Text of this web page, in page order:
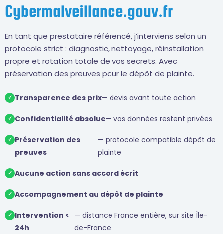
Cybermalveillance.gouv.fr
En tant que prestataire référencé, j’interviens selon un
protocole strict : diagnostic, nettoyage, réinstallation
propre et rotation totale de vos secrets. Avec
préservation des preuves pour le dépôt de plainte.
✓ Transparence des prix— devis avant toute action
✓ Confidentialité absolue— vos données restent privées
✓ Préservation des
preuves
— protocole compatible dépôt de
plainte
✓ Aucune action sans accord écrit
✓ Accompagnement au dépôt de plainte
✓ Intervention <
24h
— distance France entière, sur site Île-
de-France